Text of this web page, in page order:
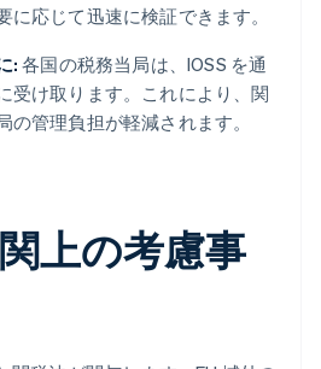
に応じて迅速に検証できます。
: 各国の税務当局は、IOSS を通
受け取ります。これにより、関
の管理負担が軽減されます。
上の考慮事